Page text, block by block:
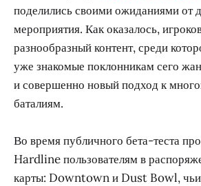
поделились своими ожиданиями от
мероприятия. Как оказалось,
разнообразный контент, среди
уже знакомые поклонникам сего
и совершенно новый подход к
баталиям.
Во время публичного бета-теста
Hardline пользователям в
карты: Downtown и Dust Bowl,